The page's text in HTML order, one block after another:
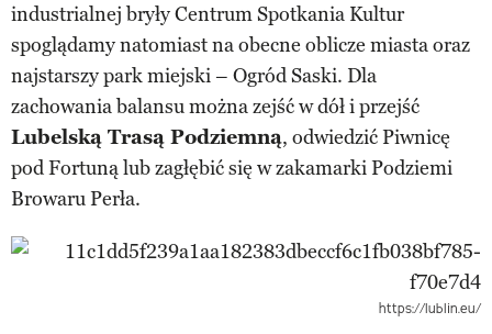
industrialnej bryły Centrum Spotkania Kultur
spoglądamy natomiast na obecne oblicze miasta oraz
najstarszy park miejski – Ogród Saski. Dla
zachowania balansu można zejść w dół i przejść
Lubelską Trasą Podziemną, odwiedzić Piwnicę
pod Fortuną lub zagłębić się w zakamarki Podziemi
Browaru Perła.
https://lublin.eu/